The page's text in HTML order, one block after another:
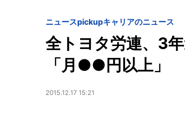
ニュースpickupキャリアのニュース
全トヨタ労連、3
「月●●円以上」
2015.12.17 15:21